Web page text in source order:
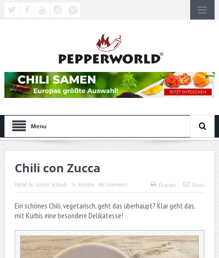
Menu
Chili con Zucca
Posted By: Günter Schaub In: Rezepte No Comments Drucken Email
Ein schönes Chili, vegetarisch, geht das überhaupt? Klar geht das,
mit Kürbis eine besondere Delikatesse!